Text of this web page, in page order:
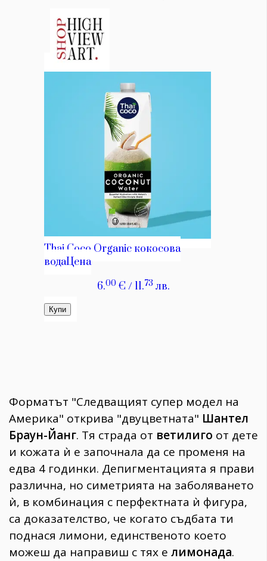
Форматът "Следващият супер модел на
Америка" открива "двуцветната" Шантел
Браун-Йанг. Тя страда от ветилиго от дете
и кожата ѝ е започнала да се променя на
едва 4 годинки. Депигментацията я прави
различна, но симетрията на заболяването
ѝ, в комбинация с перфектната ѝ фигура,
са доказателство, че когато съдбата ти
поднася лимони, единственото което
можеш да направиш с тях е лимонада.